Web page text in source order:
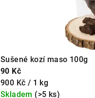
m
Sušené kozí maso 100g
90 Kč
Měrná
cena:
900 Kč / 1 kg
Skladem (>5 ks)